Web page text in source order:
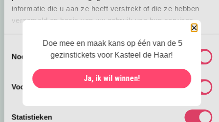
informatie die u aan ze heeft verstrekt of die ze hebben
verzameld op basis van uw gebruik van hun services.
Toestemmingsselectie
Noodzakelijk
Voorkeuren
Statistieken
Sluiten
Doe mee en maak kans op één van de 5
gezinstickets voor Kasteel de Haar!
Ja, ik wil winnen!